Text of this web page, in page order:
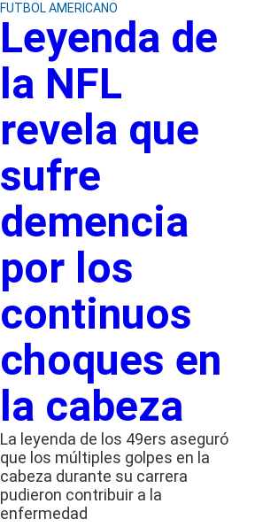
FUTBOL AMERICANO
Leyenda de
la NFL
revela que
sufre
demencia
por los
continuos
choques en
la cabeza
La leyenda de los 49ers aseguró
que los múltiples golpes en la
cabeza durante su carrera
pudieron contribuir a la
enfermedad